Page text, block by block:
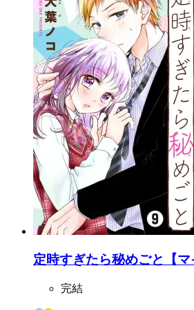
定時すぎたら秘めごと【マ
完結